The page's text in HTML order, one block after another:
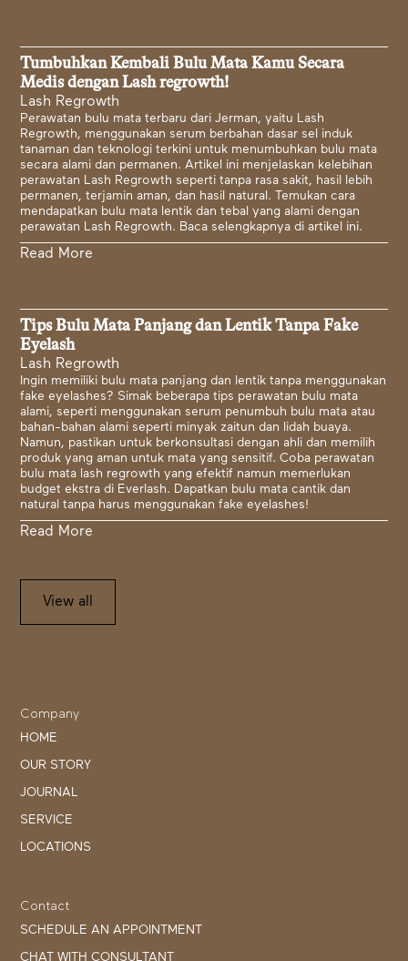
Tumbuhkan Kembali Bulu Mata Kamu Secara
Medis dengan Lash regrowth!
Lash Regrowth
Perawatan bulu mata terbaru dari Jerman, yaitu Lash
Regrowth, menggunakan serum berbahan dasar sel induk
tanaman dan teknologi terkini untuk menumbuhkan bulu mata
secara alami dan permanen. Artikel ini menjelaskan kelebihan
perawatan Lash Regrowth seperti tanpa rasa sakit, hasil lebih
permanen, terjamin aman, dan hasil natural. Temukan cara
mendapatkan bulu mata lentik dan tebal yang alami dengan
perawatan Lash Regrowth. Baca selengkapnya di artikel ini.
Read More
Tips Bulu Mata Panjang dan Lentik Tanpa Fake
Eyelash
Lash Regrowth
Ingin memiliki bulu mata panjang dan lentik tanpa menggunakan
fake eyelashes? Simak beberapa tips perawatan bulu mata
alami, seperti menggunakan serum penumbuh bulu mata atau
bahan-bahan alami seperti minyak zaitun dan lidah buaya.
Namun, pastikan untuk berkonsultasi dengan ahli dan memilih
produk yang aman untuk mata yang sensitif. Coba perawatan
bulu mata lash regrowth yang efektif namun memerlukan
budget ekstra di Everlash. Dapatkan bulu mata cantik dan
natural tanpa harus menggunakan fake eyelashes!
Read More
View all
Company
HOME
OUR STORY
JOURNAL
SERVICE
LOCATIONS
Contact
SCHEDULE AN APPOINTMENT
CHAT WITH CONSULTANT